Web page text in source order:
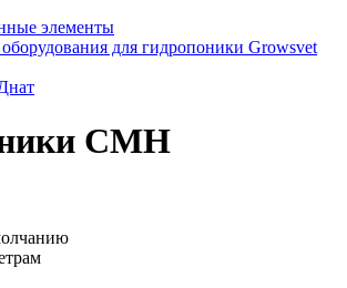
элементы
для гидропоники Growsvet
СМН